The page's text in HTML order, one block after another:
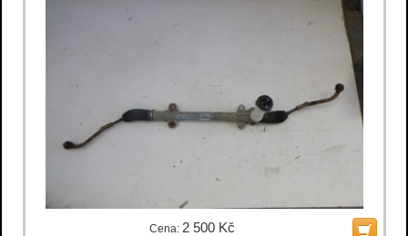
Cena: 2 500 Kč